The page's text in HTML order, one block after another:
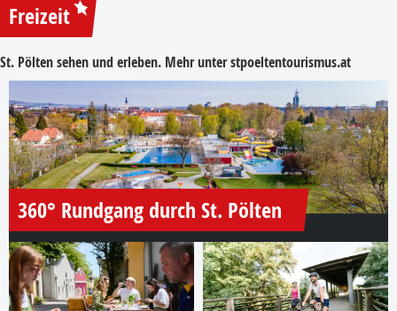
Freizeit
St. Pölten sehen und erleben. Mehr unterstpoeltentourismus.at
360° Rundgang durch St. Pölten